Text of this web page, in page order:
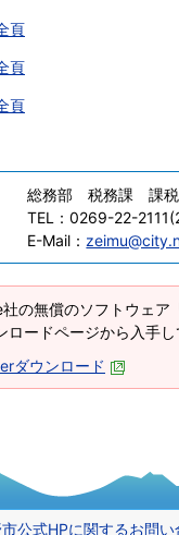
頁
頁
頁
総務部 税務課 課
TEL：0269-22-
E-Mail：
の無償のソフトウェ
ードページから入手し
ダウンロード
公式HPに関するお問い